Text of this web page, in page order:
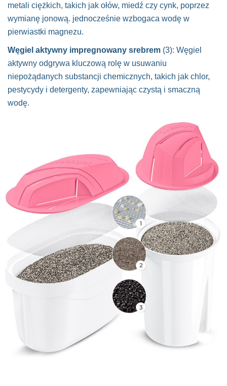
metali ciężkich, takich jak ołów, miedź czy cynk, poprzez
wymianę jonową. jednocześnie wzbogaca wodę w
pierwiastki magnezu.
Węgiel aktywny impregnowany srebrem (3): Węgiel
aktywny odgrywa kluczową rolę w usuwaniu
niepożądanych substancji chemicznych, takich jak chlor,
pestycydy i detergenty, zapewniając czystą i smaczną
wodę.